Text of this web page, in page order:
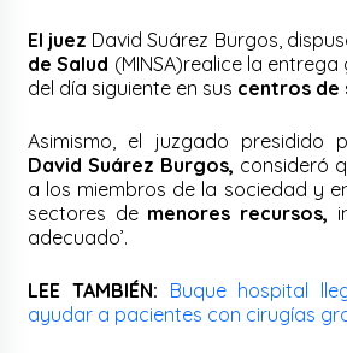
El juez David Suárez Burgos,
de Salud (MINSA)realice la
del día siguiente en sus centros de
Asimismo, el juzgado presidido
David Suárez Burgos, consideró
a los miembros de la sociedad y
sectores demenores recursos,
adecuado’.
LEE TAMBIÉN: Buque hospital
ayudar a pacientes con cirugías